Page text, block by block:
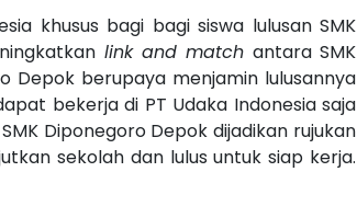
khusus bagi bagi siswa lulusan SMK
link and match antara SMK
Depok berupaya menjamin lulusannya
bekerja di PT Udaka Indonesia saja
Diponegoro Depok dijadikan rujukan
sekolah dan lulus untuk siap kerja.